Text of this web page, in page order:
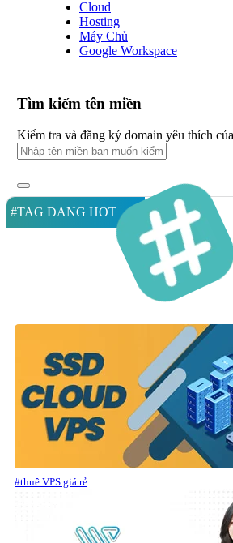
Cloud
Hosting
Máy Chủ
Google Workspace
Tìm kiếm tên miền
Kiểm tra và đăng ký domain yêu thích
#TAG ĐANG HOT
#thuê VPS giá rẻ